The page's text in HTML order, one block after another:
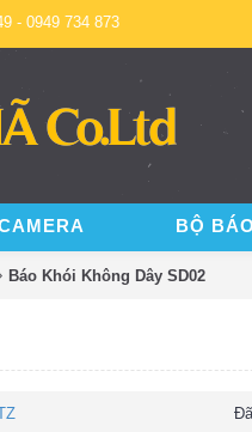
- 0949 734 873
BỘ
Báo Khói Không Dây SD02